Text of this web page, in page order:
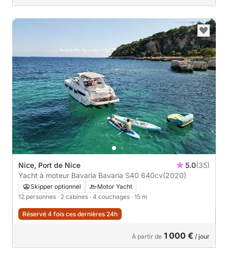
Nice, Port de Nice 5.0(35)
Yacht à moteur Bavaria Bavaria S40 640cv(2020)
Skipper optionnel
Motor Yacht
12 personnes · 2 cabines · 4 couchages · 15 m
Réservé 4 fois ces dernières 24h
À partir de 1 000 € / jour